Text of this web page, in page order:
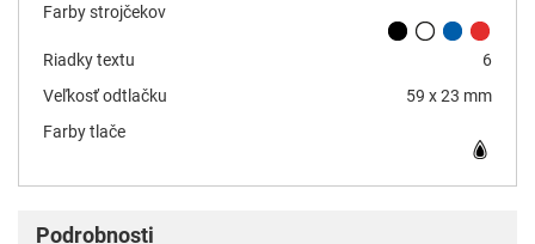
Farby strojčekov
Riadky textu
6
Veľkosť odtlačku
59 x 23 mm
Farby tlače
Podrobnosti